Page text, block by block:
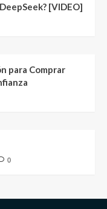
[VIDEO]
para Comprar
0